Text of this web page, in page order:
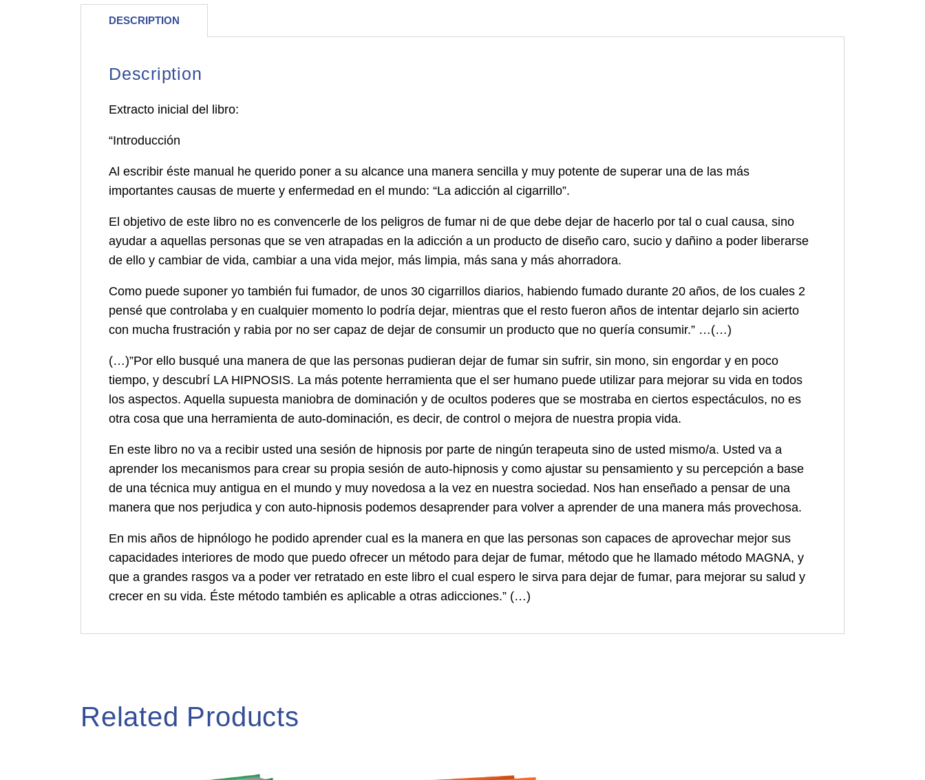
DESCRIPTION
Description
Extracto inicial del libro:
“Introducción
Al escribir éste manual he querido poner a su alcance una manera sencilla y muy potente de superar una de las más
importantes causas de muerte y enfermedad en el mundo: “La adicción al cigarrillo”.
El objetivo de este libro no es convencerle de los peligros de fumar ni de que debe dejar de hacerlo por tal o cual causa, sino
ayudar a aquellas personas que se ven atrapadas en la adicción a un producto de diseño caro, sucio y dañino a poder liberarse
de ello y cambiar de vida, cambiar a una vida mejor, más limpia, más sana y más ahorradora.
Como puede suponer yo también fui fumador, de unos 30 cigarrillos diarios, habiendo fumado durante 20 años, de los cuales 2
pensé que controlaba y en cualquier momento lo podría dejar, mientras que el resto fueron años de intentar dejarlo sin acierto
con mucha frustración y rabia por no ser capaz de dejar de consumir un producto que no quería consumir.” …(…)
(…)”Por ello busqué una manera de que las personas pudieran dejar de fumar sin sufrir, sin mono, sin engordar y en poco
tiempo, y descubrí LA HIPNOSIS. La más potente herramienta que el ser humano puede utilizar para mejorar su vida en todos
los aspectos. Aquella supuesta maniobra de dominación y de ocultos poderes que se mostraba en ciertos espectáculos, no es
otra cosa que una herramienta de auto-dominación, es decir, de control o mejora de nuestra propia vida.
En este libro no va a recibir usted una sesión de hipnosis por parte de ningún terapeuta sino de usted mismo/a. Usted va a
aprender los mecanismos para crear su propia sesión de auto-hipnosis y como ajustar su pensamiento y su percepción a base
de una técnica muy antigua en el mundo y muy novedosa a la vez en nuestra sociedad. Nos han enseñado a pensar de una
manera que nos perjudica y con auto-hipnosis podemos desaprender para volver a aprender de una manera más provechosa.
En mis años de hipnólogo he podido aprender cual es la manera en que las personas son capaces de aprovechar mejor sus
capacidades interiores de modo que puedo ofrecer un método para dejar de fumar, método que he llamado método MAGNA, y
que a grandes rasgos va a poder ver retratado en este libro el cual espero le sirva para dejar de fumar, para mejorar su salud y
crecer en su vida. Éste método también es aplicable a otras adicciones.” (…)
Related Products